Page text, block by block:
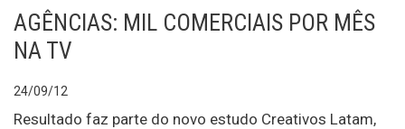
AGÊNCIAS: MIL COMERCIAIS POR MÊS
NA TV
24/09/12
Resultado faz parte do novo estudo Creativos Latam,